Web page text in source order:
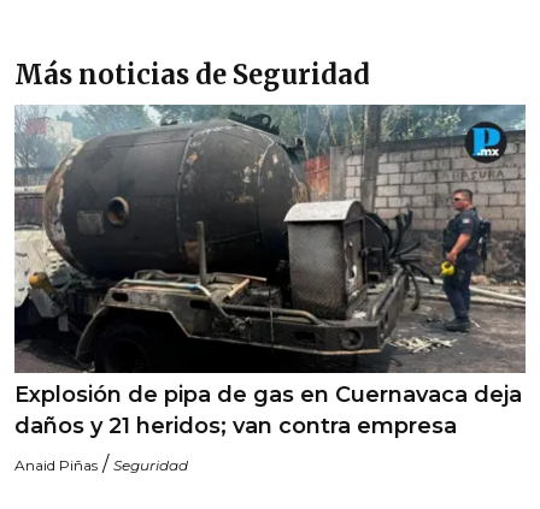
Más noticias de Seguridad
Explosión de pipa de gas en Cuernavaca deja
daños y 21 heridos; van contra empresa
Anaid Piñas / Seguridad